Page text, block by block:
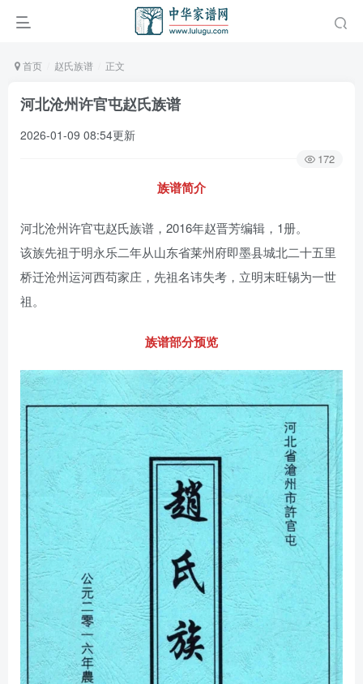
首页 赵氏族谱 正文
河北沧州许官屯赵氏族谱
2026-01-09 08:54更新
172
族谱简介
河北沧州许官屯赵氏族谱，2016年赵晋芳编辑，1册。
该族先祖于明永乐二年从山东省莱州府即墨县城北二十五里
桥迁沧州运河西苟家庄，先祖名讳失考，立明末旺锡为一世
祖。
族谱部分预览